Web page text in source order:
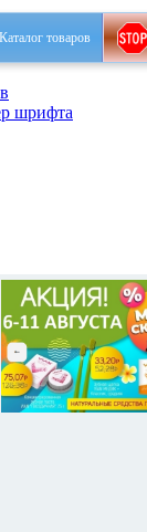
Каталог товаров
шрифта